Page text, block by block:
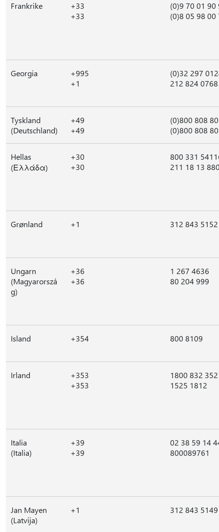
Frankrike
+33
+33
(0)9 70 01 90
(0)8 05 98 00
Georgia
+995
+1
(0)32 297
212 824 0768
Tyskland
(Deutschland)
+49
+49
(0)800 808
(0)800 808
Hellas
(Ελλάδα)
+30
+30
800 331
211 18 13
Grønland +1 312 843 5152
Ungarn
(Magyarorszá
g)
+36
+36
1 267 4636
80 204 999
Island +354 800 8109
Irland
+353
+353
1800 832 352
1525 1812
Italia
(Italia)
+39
+39
02 38 59 14
800089761
Jan Mayen
(Latvija)
+1 312 843 5149